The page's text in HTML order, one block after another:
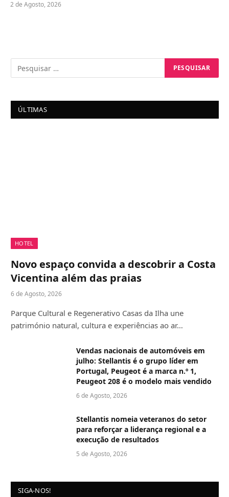
2 de Agosto, 2026
ÚLTIMAS
HOTEL
Novo espaço convida a descobrir a Costa
Vicentina além das praias
6 de Agosto, 2026
Parque Cultural e Regenerativo Casas da Ilha une
património natural, cultura e experiências ao ar…
Vendas nacionais de automóveis em
julho: Stellantis é o grupo líder em
Portugal, Peugeot é a marca n.º 1,
Peugeot 208 é o modelo mais vendido
6 de Agosto, 2026
Stellantis nomeia veteranos do setor
para reforçar a liderança regional e a
execução de resultados
5 de Agosto, 2026
SIGA-NOS!